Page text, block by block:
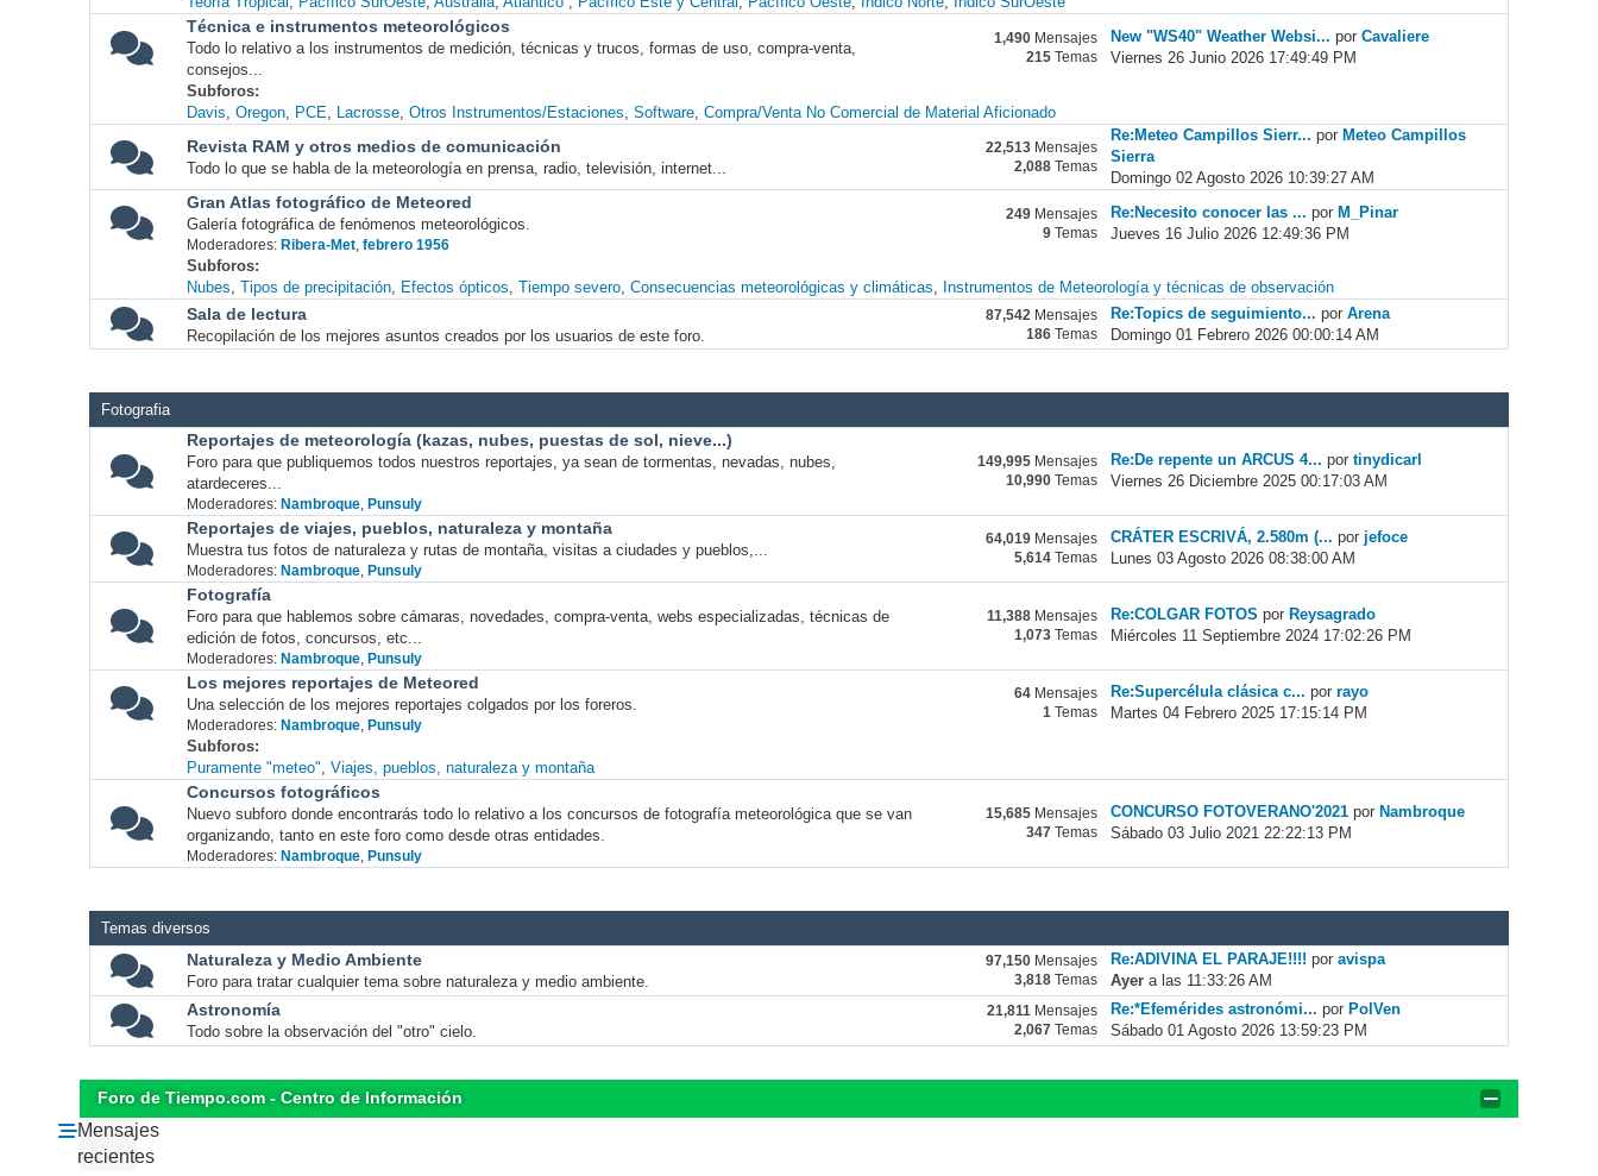
Técnica e instrumentos meteorológicos
Todo lo relativo a los instrumentos de medición, técnicas y trucos, formas de uso, compra-venta,
consejos...
1,490 Mensajes
215 Temas
New "WS40" Weather Websi... porCavaliere
Viernes 26 Junio 2026 17:49:49 PM
Subforos
Davis Oregon PCE Lacrosse Otros Instrumentos/Estaciones Software Compra/Venta No Comercial de Material Aficionado
Revista RAM y otros medios de comunicación
Todo lo que se habla de la meteorología en prensa, radio, televisión, internet...
22,513 Mensajes
2,088 Temas
Re:Meteo Campillos Sierr... por Meteo Campillos
Sierra
Domingo 02 Agosto 2026 10:39:27 AM
Gran Atlas fotográfico de Meteored
Galería fotográfica de fenómenos meteorológicos.
Moderadores: Ribera-Met, febrero 1956
249 Mensajes
9 Temas
Re:Necesito conocer las ... porM_Pinar
Jueves 16 Julio 2026 12:49:36 PM
Subforos
Nubes Tipos de precipitación Efectos ópticos Tiempo severo Consecuencias meteorológicas y climáticas Instrumentos de Meteorología y técnicas de observación
Sala de lectura
Recopilación de los mejores asuntos creados por los usuarios de este foro.
87,542 Mensajes
186 Temas
Re:Topics de seguimiento... porArena
Domingo 01 Febrero 2026 00:00:14 AM
Fotografia
Reportajes de meteorología (kazas, nubes, puestas de sol, nieve...)
Foro para que publiquemos todos nuestros reportajes, ya sean de tormentas, nevadas, nubes,
atardeceres...
Moderadores: Nambroque, Punsuly
149,995 Mensajes
10,990 Temas
Re:De repente un ARCUS 4... portinydicarl
Viernes 26 Diciembre 2025 00:17:03 AM
Reportajes de viajes, pueblos, naturaleza y montaña
Muestra tus fotos de naturaleza y rutas de montaña, visitas a ciudades y pueblos,...
Moderadores: Nambroque, Punsuly
64,019 Mensajes
5,614 Temas
CRÁTER ESCRIVÁ, 2.580m (... por jefoce
Lunes 03 Agosto 2026 08:38:00 AM
Fotografía
Foro para que hablemos sobre cámaras, novedades, compra-venta, webs especializadas, técnicas de
edición de fotos, concursos, etc...
Moderadores: Nambroque, Punsuly
11,388 Mensajes
1,073 Temas
Re:COLGAR FOTOS por Reysagrado
Miércoles 11 Septiembre 2024 17:02:26 PM
Los mejores reportajes de Meteored
Una selección de los mejores reportajes colgados por los foreros.
Moderadores: Nambroque, Punsuly
64 Mensajes
1 Temas
Re:Supercélula clásica c... porrayo
Martes 04 Febrero 2025 17:15:14 PM
Subforos
Puramente "meteo" Viajes, pueblos, naturaleza y montaña
Concursos fotográficos
Nuevo subforo donde encontrarás todo lo relativo a los concursos de fotografía meteorológica que se van
organizando, tanto en este foro como desde otras entidades.
Moderadores: Nambroque, Punsuly
15,685 Mensajes
347
Temas
CONCURSO FOTOVERANO'2021 por Nambroque
Sábado 03 Julio 2021 22:22:13 PM
Temas diversos
Naturaleza y Medio Ambiente
Foro para tratar cualquier tema sobre naturaleza y medio ambiente.
97,150 Mensajes
3,818 Temas
Re:ADIVINA EL PARAJE!!!! poravispa
Ayer a las 11:33:26 AM
Astronomía
Todo sobre la observación del "otro" cielo.
21,811 Mensajes
2,067
Temas
Re:*Efemérides astronómi... por PolVen
Sábado 01 Agosto 2026 13:59:23 PM
Foro de Tiempo.com - Centro de Información
Mensajes
recientes